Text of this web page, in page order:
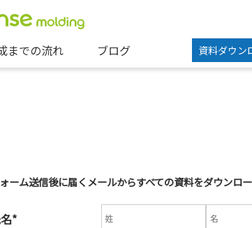
までの流れ ブログ 資料ダウン
ーム送信後に届くメールからすべての資料をダウンロー
*